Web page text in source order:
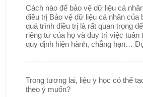
Cách nào để bảo vệ dữ liệu cá
điều trị Bảo vệ dữ liệu cá nhân của
quá trình điều trị là rất quan trọng
riêng tư của họ và duy trì việc tuân
quy định hiện hành, chẳng hạn…
Trong tương lai, liệu y học có thể
theo ý muốn?